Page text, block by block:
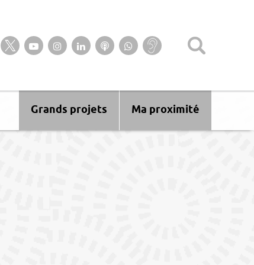
Suivez-nous sur notre page Facebook
Suivez-nous sur Twitter
Suivez-nous sur YouTube
Suivez-nous sur Instagram
Retrouvez-nous sur Linkedin
Ecoutez nos Podcasts
Suivez-nous sur
WhatsApp
Baisse
d’audition ?
Ma proximité
Grands projets